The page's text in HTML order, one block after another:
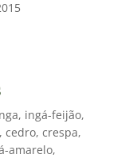
ingá-feijão,
cedro, crespa,
amarelo,